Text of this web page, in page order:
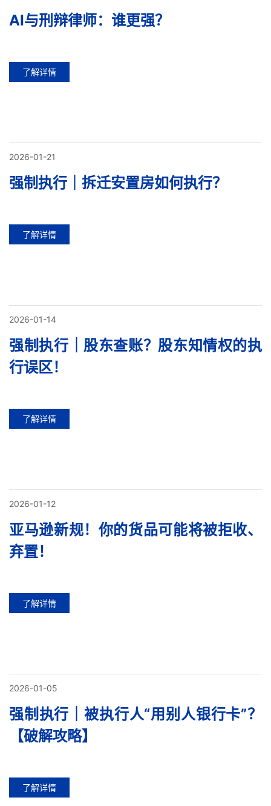
AI与刑辩律师：谁更强？
了解详情
2026-01-21
强制执行｜拆迁安置房如何执行？
了解详情
2026-01-14
强制执行｜股东查账？股东知情权的执
行误区！
了解详情
2026-01-12
亚马逊新规！你的货品可能将被拒收、
弃置！
了解详情
2026-01-05
强制执行｜被执行人“用别人银行卡”？
【破解攻略】
了解详情